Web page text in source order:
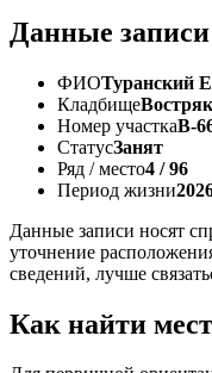
Данные записи
ФИОТуранский
Кладбище
Номер участкаВ-
СтатусЗанят
Ряд / место4 / 96
Период жизни
Данные записи носят
уточнение
сведений, лучше
Как найти